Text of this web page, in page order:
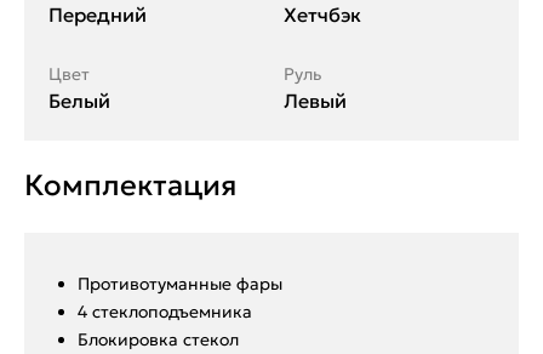
Передний Хетчбэк
Цвет
Белый
Руль
Левый
Комплектация
Противотуманные фары
4 стеклоподъемника
Блокировка стекол